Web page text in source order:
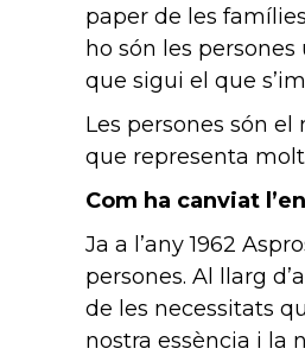
paper de les
ho són les
que sigui el que
Les persones són
que representa molt
Com ha canviat
Ja a l’any 1962
persones. Al llarg
de les necessitats
nostra essència i la